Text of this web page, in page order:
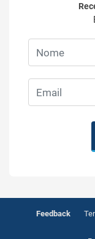
Feedback